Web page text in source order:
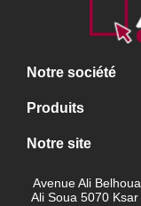
Notre société
Produits
Notre site
Avenue Ali
Ali Soua 5070